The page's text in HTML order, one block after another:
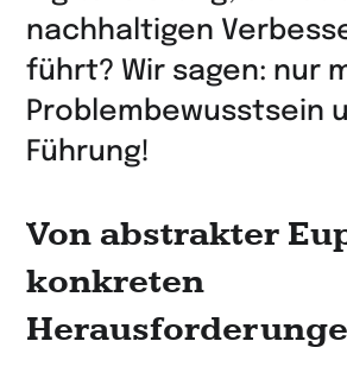
nachhaltigen
führt? Wir sagen: nur
Problembewusstsein
Führung!
Von abstrakter
konkreten